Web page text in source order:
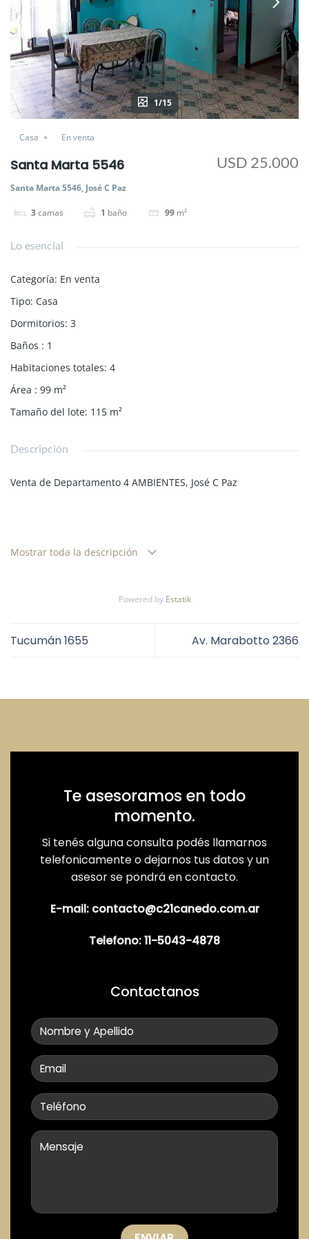
1/15
Casa En venta
Santa Marta 5546
Santa Marta 5546, José C Paz
3 camas 1 baño 99 m²
USD 25.000
Lo esencial
Categoría: En venta
Tipo: Casa
Dormitorios: 3
Baños : 1
Habitaciones totales: 4
Área : 99 m²
Tamaño del lote: 115 m²
Descripción
Venta de Departamento 4 AMBIENTES, José C Paz
4 Ambientes
3 Dormitorios amplios con Placard Empotrado y salida al
Baño completo con ducha
Terraza
Balcón
*Posibilidad de ampliación
Agua Corriente
Mostrar toda la descripción
Powered by Estatik
Tucumán 1655 Av. Marabotto 2366
Te asesoramos en todo
momento.
Si tenés alguna consulta podés llamarnos
telefonicamente o dejarnos tus datos y un
asesor se pondrá en contacto.
E-mail: contacto@c21canedo.com.ar
Telefono:11-5043-4878
Contactanos